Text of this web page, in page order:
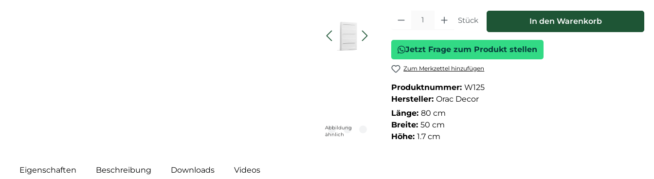
Abbildung
ähnlich
Produkt Anzahl: Gib den gewünschten Wert ein oder benutze die
Stück In den Warenkorb
Jetzt Frage zum Produkt stellen
Zum Merkzettel hinzufügen
Produktnummer: W125
Hersteller: Orac Decor
Länge: 80 cm
Breite: 50 cm
Höhe: 1.7 cm
Eigenschaften Beschreibung Downloads Videos